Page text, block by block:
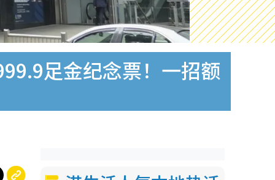
足金纪念票！一招额